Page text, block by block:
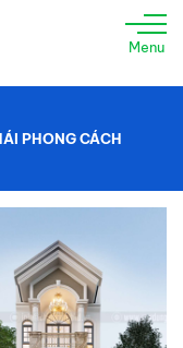
Menu
PHONG CÁCH